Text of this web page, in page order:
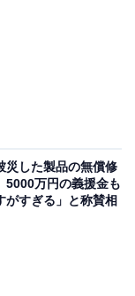
災した製品の無償修
5000万円の義援金も
がすぎる」と称賛相